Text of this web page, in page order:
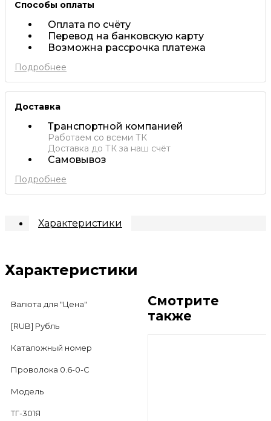
Способы оплаты
Оплата по счёту
Перевод на банковскую карту
Возможна рассрочка платежа
Подробнее
Доставка
Транспортной компанией
Работаем со всеми ТК
Доставка до ТК за наш счёт
Самовывоз
Подробнее
Характеристики
Характеристики
Валюта для "Цена"
[RUB] Рубль
Каталожный номер
Проволока 0.6-0-С
Модель
ТГ-301Я
Смотрите
также